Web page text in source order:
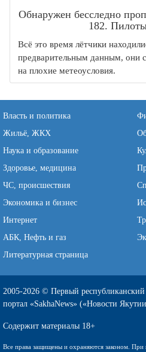
Обнаружен бесследно
182.
Всё это время лётчики
предварительным данным, они
на плохие метеоусловия.
Власть и политика
Жильё, ЖКХ
Наука и образование
Здоровье, медицина
ЧС, происшествия
Экономика и бизнес
Интернет
АБК, Нефть и газ
Литературная страница
2005-2026 © Первый
портал «SakhaNews» («Новости
Содержит материалы 18+
Все права защищены и охраняются законом.